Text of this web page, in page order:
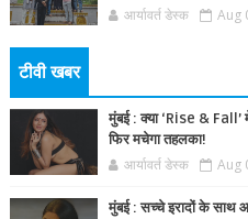
आर्यावर्त डेस्क Aug
टीवी खबर
मुंबई : क्या ‘Rise & Fall’
फिर मचेगा तहलका!
आर्यावर्त डेस्क Aug
मुंबई : सच्चे इरादों के साथ